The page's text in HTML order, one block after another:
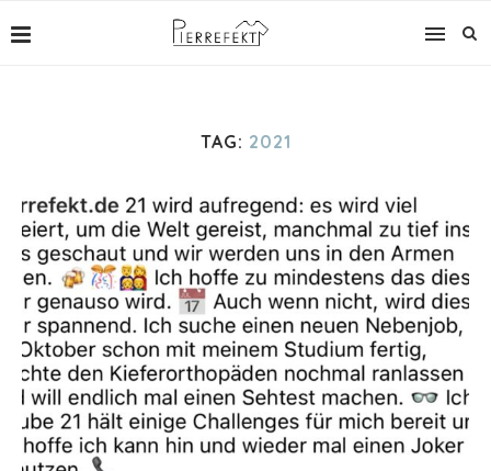
TAG: 2021